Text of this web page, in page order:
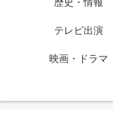
テレビ出演
映画・ドラマ